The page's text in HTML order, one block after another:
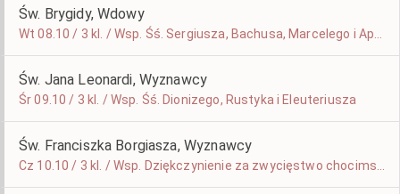
Św. Brygidy, Wdowy
Św. Jana Leonardi, Wyznawcy
Śr 09.10 / 3 kl. / Wsp. Śś. Dionizego, Rustyka i Eleuteriusza
Św. Franciszka Borgiasza, Wyznawcy